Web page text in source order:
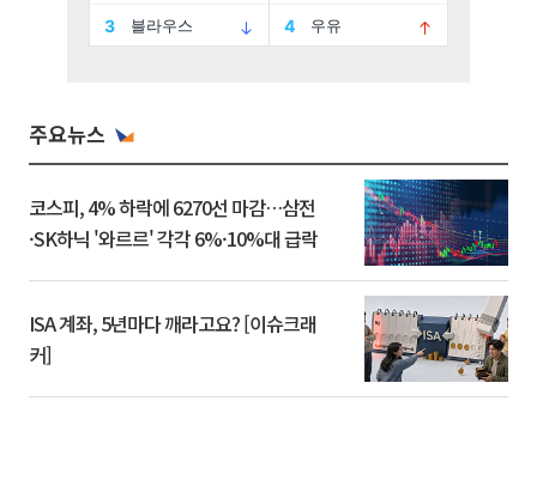
주요뉴스
코스피, 4% 하락에 6270선 마감…삼전
·SK하닉 '와르르' 각각 6%·10%대 급락
ISA 계좌, 5년마다 깨라고요? [이슈크래
커]